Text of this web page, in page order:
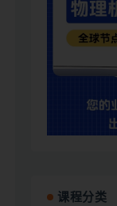
课程分类